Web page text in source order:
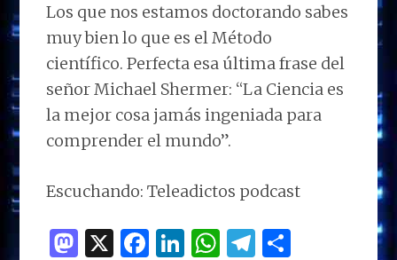
Los que nos estamos doctorando sabes
muy bien lo que es el Método
científico. Perfecta esa última frase del
señor Michael Shermer: “La Ciencia es
la mejor cosa jamás ingeniada para
comprender el mundo”.
Escuchando: Teleadictos podcast
M X F
Li W T